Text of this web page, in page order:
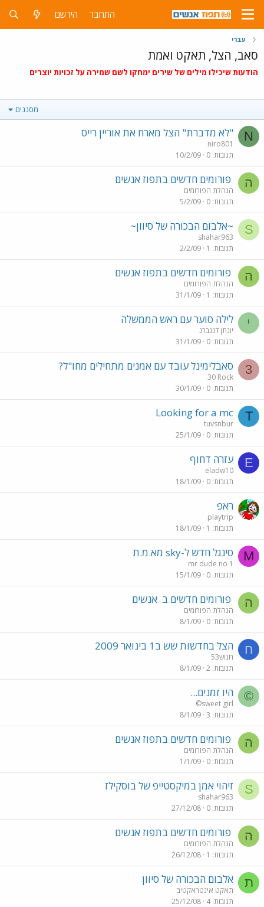
התחבר הירשם
עברי
סאב, הצל, תאקט ואמת
הודעות שיכילו מילים של שירים ימחקו לשם שמירה על זכויות יוצרים
מסננים
N "לא מדברת" הצל מארח את אוריין רייס
niro801
תגובות 0
10/2/09
ה פורומים חדשים בתפוז אנשים
הנהלת הפורומים
תגובות 0
5/2/09
S ~אלבום הבכורה של סיוון~
shahar963
תגובות 1
2/2/09
ה פורומים חדשים בתפוז אנשים
הנהלת הפורומים
תגובות 1
31/1/09
י לילה סוער עם ראש הממשלה
יונתן דננברג
תגובות 0
31/1/09
3 סאבלימינל עובד עם אמנים מתחילים מחו"ל?
30 Rock
תגובות 0
30/1/09
T
Looking for a mc
tuvsnbur
תגובות 0
25/1/09
E עזרה דחוף
eladw10
תגובות 0
18/1/09
ראפ
playtrip
תגובות 1
18/1/09
M סינגל חדש ל-sky מא.מ.ת
mr dude no 1
תגובות 0
15/1/09
ה פורומים חדשים ב אנשים
הנהלת הפורומים
תגובות 0
8/1/09
ח הצל בחדשות שש ב1 בינואר 2009
חנוש53
תגובות 2
8/1/09
© היו זמנים...
©sweet girl
תגובות 3
8/1/09
ה פורומים חדשים בתפוז אנשים
הנהלת הפורומים
תגובות 0
1/1/09
S זיהוי אמן במיקסטייפ של בוסקילז
shahar963
תגובות 0
27/12/08
ה פורומים חדשים בתפוז אנשים
הנהלת הפורומים
תגובות 1
26/12/08
ת אלבום הבכורה של סיוון
תאקט אינטראקטיב
תגובות 4
25/12/08